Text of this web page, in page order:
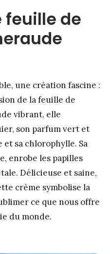
feuille de
une création fascine :
de la feuille de
vibrant, elle
son parfum vert et
et sa chlorophylle. Sa
enrobe les papilles
Délicieuse et saine,
crème symbolise la
ce que nous offre
du monde.